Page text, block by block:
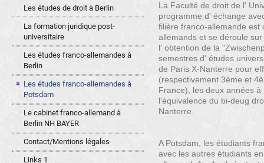
Les études de droit à Berlin
La formation juridique post-
universitaire
Les études franco-allemandes à
Berlin
Les études franco-allemandes à
Potsdam
Le cabinet franco-allemand à
Berlin NH BAYER
Contact/Mentions légales
Links 1
La Faculté de droit de l'
programme d' échange
filière franco-allemande est
allemands et se déroule
l' obtention de la
semestres d' études
de Paris X-Nanterre pour
(respectivement 3ème et
France), les deux années
l'équivalence du bi-deug
Nanterre.
A Potsdam, les étudiants
avec les autres étudiants